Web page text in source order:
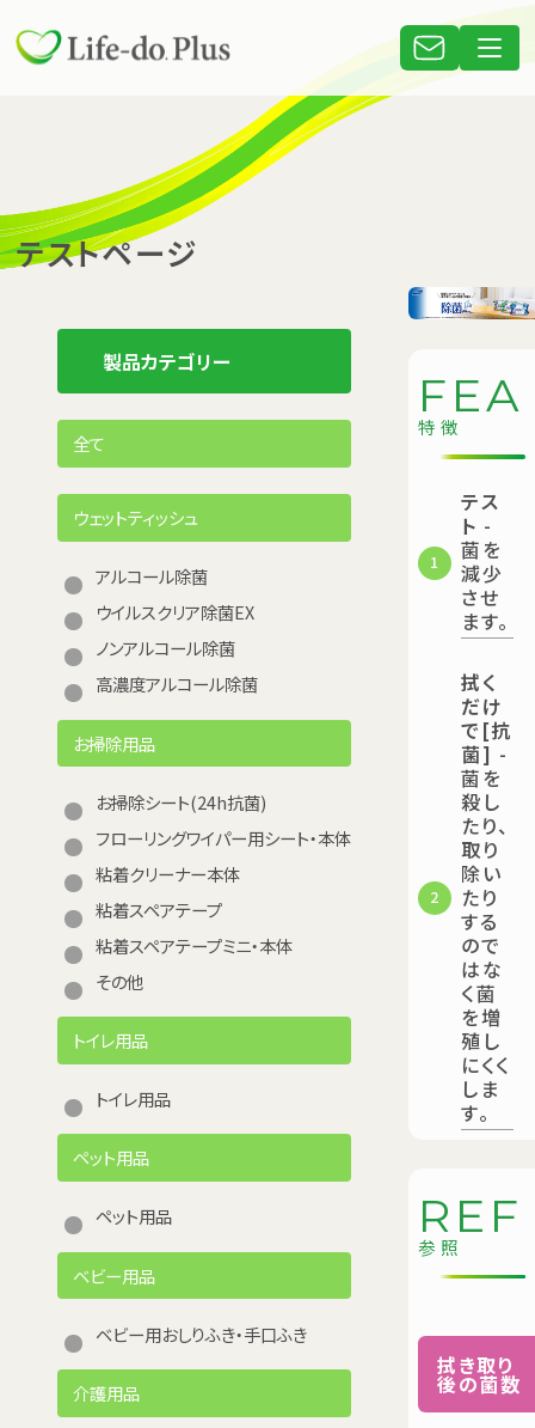
テストページ
製品カテゴリー
全て
ウェットティッシュ
アルコール除菌
ウイルスクリア除菌EX
ノンアルコール除菌
高濃度アルコール除菌
お掃除用品
お掃除シート(24h抗菌)
フローリングワイパー用シート・本体
粘着クリーナー本体
粘着スペアテープ
粘着スペアテープミニ・本体
その他
トイレ用品
トイレ用品
ペット用品
ペット用品
ベビー用品
ベビー用おしりふき・手口ふき
介護用品
FEA
特徴
1
テス
ト -
菌を
減少
させ
ます。
2
拭く
だけ
で[抗
菌] -
菌を
殺し
たり、
取り
除い
たり
する
ので
はな
く菌
を増
殖し
にくく
しま
す。
RE F
参照
拭き取り
後の菌数